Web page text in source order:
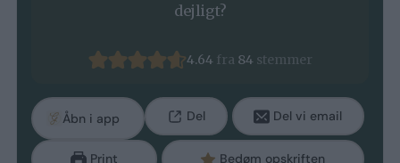
dejligt?
4.64 fra 84 stemmer
Åbn i app Del Del vi email
Print Bedøm opskriften